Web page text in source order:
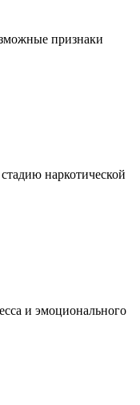
признаки
наркотической
и эмоционального